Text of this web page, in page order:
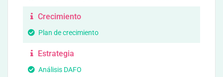
Crecimiento
Plan de crecimiento
Estrategia
Análisis DAFO